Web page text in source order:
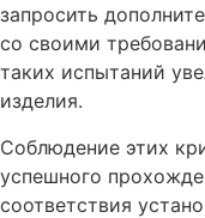
запросить
со своими
таких испытаний
изделия.
Соблюдение этих
успешного
соответствия